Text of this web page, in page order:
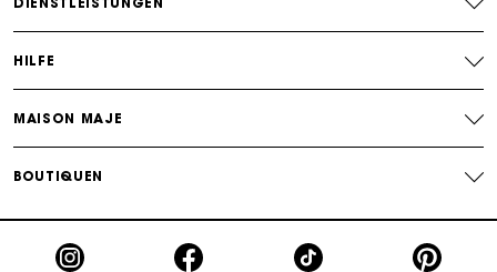
HILFE
MAISON MAJE
BOUTIQUEN